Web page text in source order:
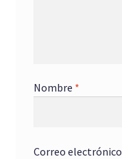
Nombre *
Correo electrónico